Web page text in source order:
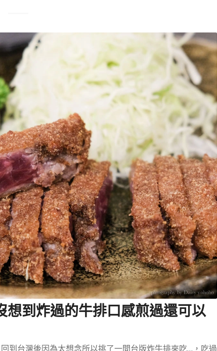
想到炸過的牛排口感煎過還可以
到台灣後因為太想念所以挑了一間台版炸牛排來吃…，吃過